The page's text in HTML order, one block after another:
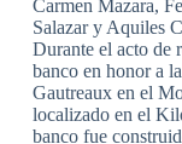
Carmen Mazara,
Salazar y Aquiles
Durante el acto de
banco en honor a
Gautreaux en el
localizado en el
banco fue